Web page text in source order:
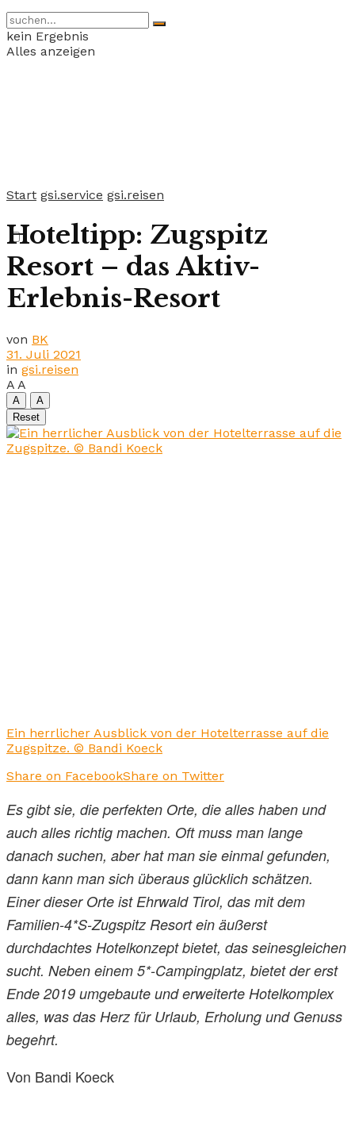
kein Ergebnis
Alles anzeigen
Start gsi.service gsi.reisen
Hoteltipp: Zugspitz
Resort – das Aktiv-
Erlebnis-Resort
von BK
31. Juli 2021
in gsi.reisen
A A
A
A
Reset
Ein herrlicher Ausblick von der Hotelterrasse auf die
Zugspitze. © Bandi Koeck
Share on FacebookShare on Twitter
Es gibt sie, die perfekten Orte, die alles haben und
auch alles richtig machen. Oft muss man lange
danach suchen, aber hat man sie einmal gefunden,
dann kann man sich überaus glücklich schätzen.
Einer dieser Orte ist Ehrwald Tirol, das mit dem
Familien-4*S-Zugspitz Resort ein äußerst
durchdachtes Hotelkonzept bietet, das seinesgleichen
sucht. Neben einem 5*-Campingplatz, bietet der erst
Ende 2019 umgebaute und erweiterte Hotelkomplex
alles, was das Herz für Urlaub, Erholung und Genuss
begehrt.
Von Bandi Koeck